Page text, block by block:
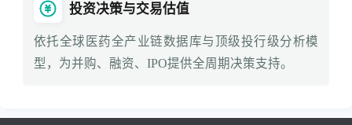
投资决策与交易估值
依托全球医药全产业链数据库与顶级投行级分析模
型，为并购、融资、IPO提供全周期决策支持。